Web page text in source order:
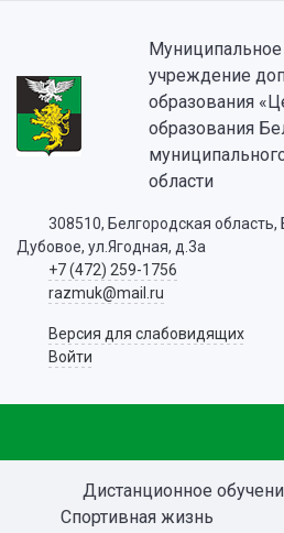
учреждение
образования
образования
области
308510, Белгородская область,
Дубовое, ул.Ягодная, д.3а
+7 (472) 259-1756
razmuk@mail.ru
Версия для слабовидящих
Войти
Дистанционное
Спортивная жизнь